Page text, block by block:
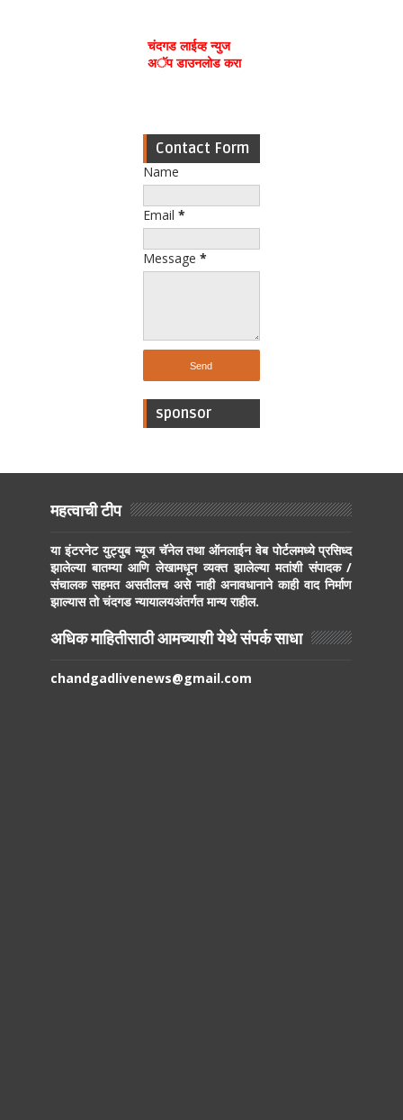
चंदगड लाईव्ह न्युज
अॅप डाउनलोड करा
Contact Form
Name
Email *
Message *
sponsor
महत्वाची टीप
या इंटरनेट युट्युब न्यूज चॅनेल तथा ऑनलाईन वेब पोर्टलमध्ये प्रसिध्द
झालेल्या बातम्या आणि लेखामधून व्यक्त झालेल्या मतांशी संपादक /
संचालक सहमत असतीलच असे नाही अनावधानाने काही वाद निर्माण
झाल्यास तो चंदगड न्यायालयअंतर्गत मान्य राहील.
अधिक माहितीसाठी आमच्याशी येथे संपर्क साधा
chandgadlivenews@gmail.com